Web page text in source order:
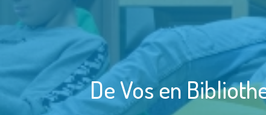
De Vos en